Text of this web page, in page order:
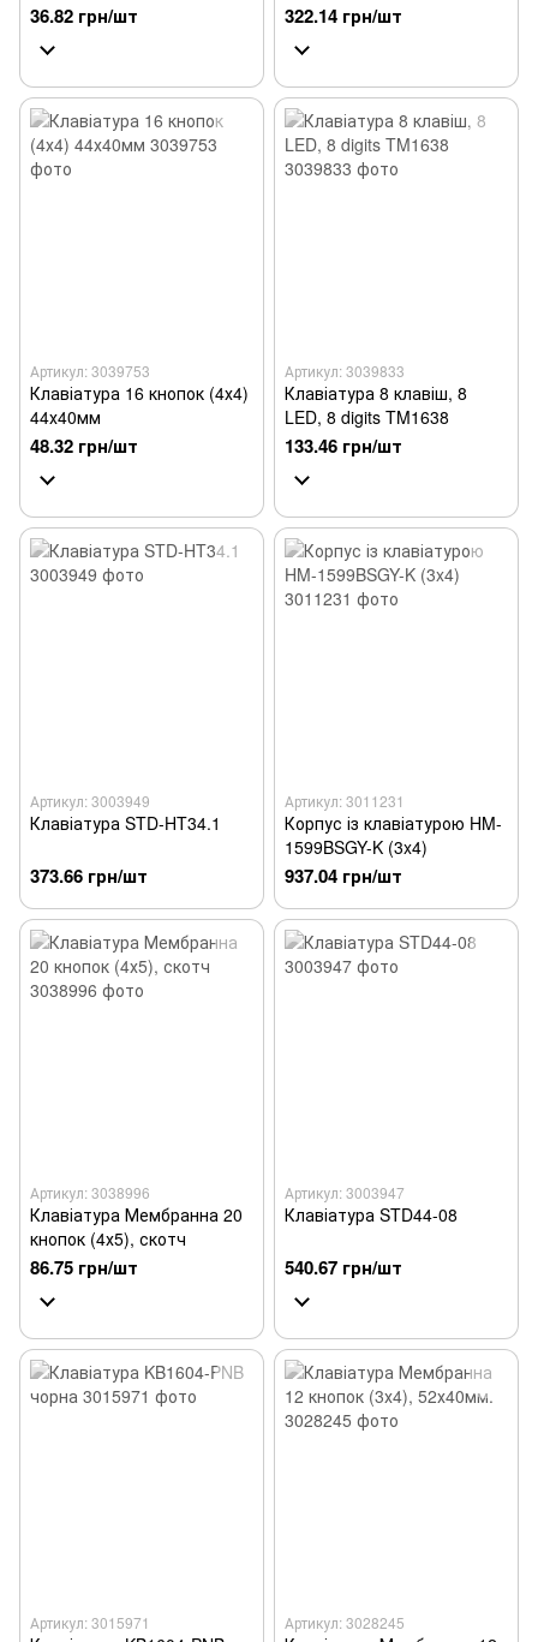
36.82 грн/шт 322.14 грн/шт
Артикул: 3039753
Клавіатура 16 кнопок (4х4)
44х40мм
48.32 грн/шт
Артикул: 3039833
Клавіатура 8 клавіш, 8
LED, 8 digits TM1638
133.46 грн/шт
Артикул: 3003949
Клавіатура STD-HT34.1
373.66 грн/шт
Артикул: 3011231
Корпус із клавіатурою HM-
1599BSGY-K (3x4)
937.04 грн/шт
Артикул: 3038996
Клавіатура Мембранна 20
кнопок (4х5), скотч
86.75 грн/шт
Артикул: 3003947
Клавіатура STD44-08
540.67 грн/шт
Артикул: 3015971 Артикул: 3028245